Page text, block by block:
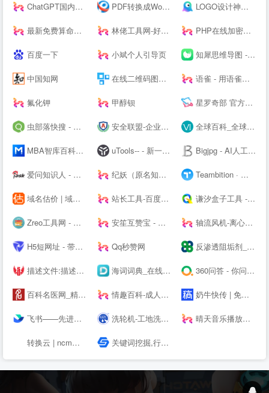
ChatGPT国内版-OpenAI PDF转换成Word转换器在线免费 - 在线word转pdf转换器 - 迅捷PDF转换器免费版 LOGO设计神器；公司logo在线设计生成器 - 标小智LOGO神器
最新免费算命占卜算卦塔罗牌卜测算-太清阁免费周易测算 林佬工具网-好用的在线工具都在这里！ PHP在线加密系统 - 对PHP代码进行安全保护！
百度一下 小斌个人引导页 知犀思维导图 - 知犀--
中国知网 在线二维码图片生成器_二维码扫描软件下载_联图二维码 语雀 - 用语雀，构建你的数字花园 · 语雀
氟化钾 甲醇钡 星罗奇部 官方网站-元宇宙社交平台
虫部落快搜 - 搜索快人一步 安全联盟-企业查询|网站查询|曝光查询|企业工商查询|企业信用查询|企业失信记录|大数据企业信用平台。 全球百科_全球首个企业百科平台
MBA智库百科，全球专业中文经管百科 uTools-- - 新一代效率工具平台 Bigjpg - AI人工智能图片无损放大 - 使用人工智能深度卷积神经网络(CNN)无损放大图片
爱问知识人 - 中文互动问答平台 纪妖（原名知妖） Teambition · 阿里巴巴旗下团队协作工具
域名估价 | 域名投资分析工具，域名评估用查询者CXZ.com 站长工具-百度权重查询-网站排名 - 去查网 谦汐盒子工具 - 免费在线网页工具箱，站长必备工具
Zreo工具网 - 便民工具网站 懒人工具箱 在线工具网 QQ工具 便民工具 站长工具 手机工具 多功能工具网 安笙互赞宝 - 您的得力的小帮手 轴流风机-离心风机-鼓风机-散热风扇-罩极电机,厂家直销-首肯电子
H5短网址 - 带统计的免费短链接生成工具 Qq秒赞网 反渗透阻垢剂_杀菌剂_缓蚀剂_除垢剂厂家_广东巴沃夫环保官网
描述文件:描述文件生成,描述文件制作,IOS描述文件,描述文件转APP,免签苹果APP,免费在线描述文件封装,APP专家 海词词典_在线词典_在线翻译_海量正版权威词典-- 360问答 - 你问大家答
百科名医网_精准医学科普知识平台 情趣百科-成人用品选购指南-两--技巧大全 奶牛快传 | 免费大文件传输工具，上传下载不限速
飞书——先进企业协作与管理平台，一站式无缝办公协作，团队上下对齐目标，全面激活组织和个人。先进团队，先用飞书。 洗轮机-工地洗车机-工程洗车机-全自动洗轮生产厂家[鲁企环科] 晴天音乐播放器 - 免费稳定的HTML悬浮播放器
转换云 | ncm转mp3在线网站 - 了解ncm格式如何转换为mp3 关键词挖掘,行业词库,智能改写,SEO数据,知乎数据,抖音数据 - 5118营销大数据